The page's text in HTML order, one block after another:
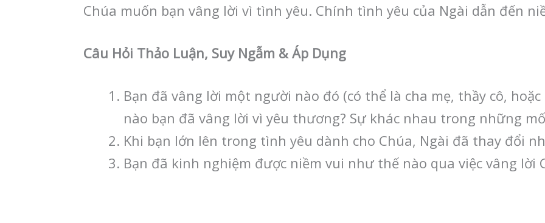
Chúa muốn bạn vâng lời vì tình yêu. Chính tình yêu của Ngài dẫn đến
Câu Hỏi Thảo Luận, Suy Ngẫm & Áp Dụng
Bạn đã vâng lời một người nào đó (có thể là cha mẹ, thầy cô,
nào bạn đã vâng lời vì yêu thương? Sự khác nhau trong những
Khi bạn lớn lên trong tình yêu dành cho Chúa, Ngài đã thay đổi
Bạn đã kinh nghiệm được niềm vui như thế nào qua việc vâng lời